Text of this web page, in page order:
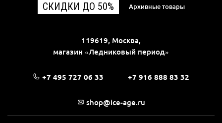
СКИДКИ ДО 50% Архивные товары
119619, Москва,
магазин «Ледниковый период»
+7 495 727 06 33 +7 916 888 83 32
shop@ice-age.ru